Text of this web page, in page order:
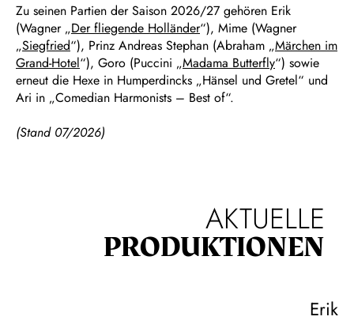
Zu seinen Partien der Saison 2026/27 gehören Erik
(Wagner „Der fliegende Holländer“), Mime (Wagner
„Siegfried“), Prinz Andreas Stephan (Abraham „Märchen im
Grand-Hotel“), Goro (Puccini „Madama Butterfly“) sowie
erneut die Hexe in Humperdincks „Hänsel und Gretel“ und
Ari in „Comedian Harmonists – Best of“.
(Stand 07/2026)
AKTUELLE
PRODUKTIONEN
Erik